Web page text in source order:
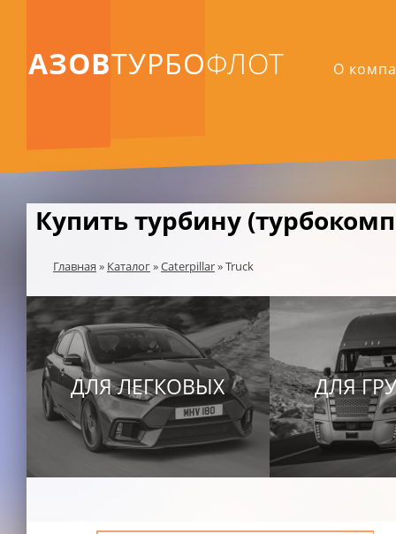
АЗОВТУРБОФЛОТ О
Купить турбину
Главная » Каталог»Caterpillar»Truck
ДЛЯ ЛЕГКОВЫХ ДЛЯ